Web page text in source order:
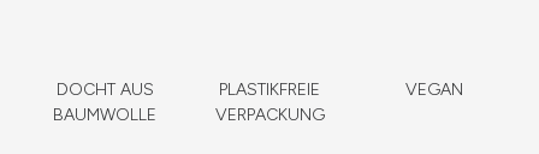
DOCHT AUS
BAUMWOLLE
PLASTIKFREIE
VERPACKUNG
VEGAN